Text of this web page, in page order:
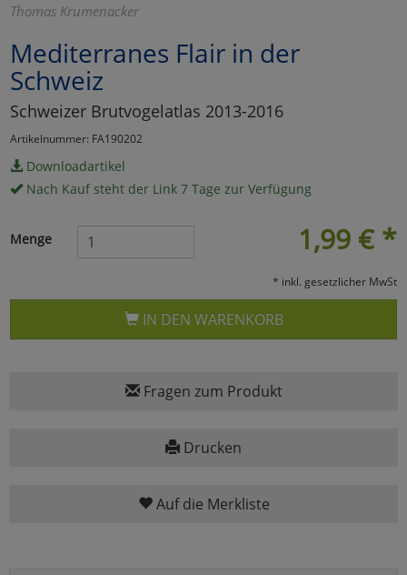
Thomas Krumenacker
Mediterranes Flair in der
Schweiz
Schweizer Brutvogelatlas 2013-2016
Artikelnummer: FA190202
Downloadartikel
Nach Kauf steht der Link 7 Tage zur Verfügung
1,99 € *
Menge
* inkl. gesetzlicher MwSt
IN DEN WARENKORB
Fragen zum Produkt
Drucken
Auf die Merkliste
Umfragetools
Cookies
Einstellungen speichern
zurück
zu Haupptseite